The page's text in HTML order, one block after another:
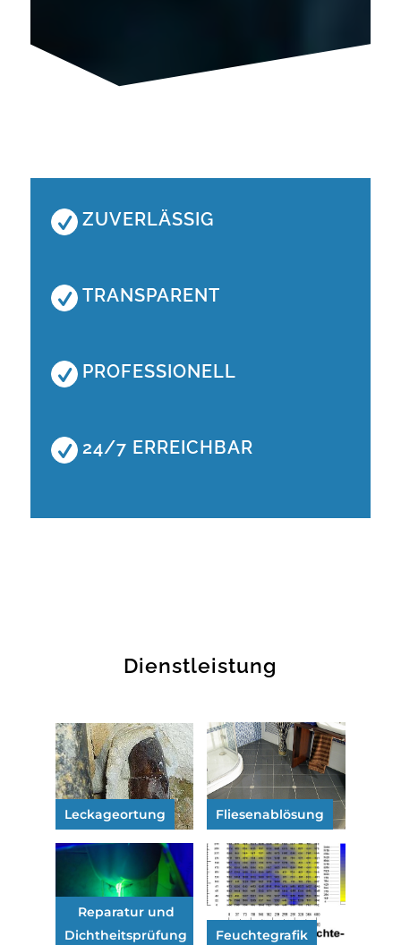
ZUVERLÄSSIG
TRANSPARENT
PROFESSIONELL
24/7 ERREICHBAR
Dienstleistung
Leckageortung Fliesenablösung
Reparatur und
Dichtheitsprüfung
Feuchtegrafik